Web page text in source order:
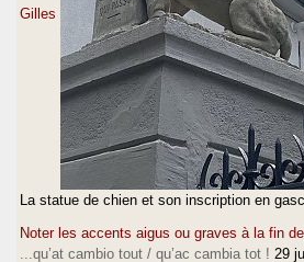
Gilles
La statue de chien et son inscription en
Noter les accents aigus ou graves à la fin
...qu’at cambio tout / qu’ac cambia tot ! 29